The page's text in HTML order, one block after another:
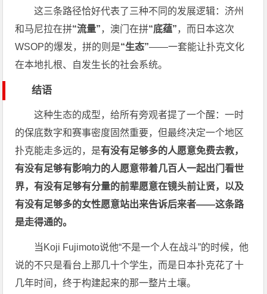
这三条路径恰好代表了三种不同的发展逻辑：济州
和马尼拉在拼“流量”，澳门在拼“底蕴”，而日本这次
WSOP的爆发，拼的则是“生态”——一套能让扑克文化
在本地扎根、自发生长的社会系统。
结语
这种生态的成型，给所有旁观者提了一个醒：一时
的保底数字和赛事密度固然重要，但最终决定一个地区
扑克能走多远的，是有没有足够多的人愿意免费去教，
有没有足够有影响力的人愿意带着几百人一起出门看世
界，有没有足够有分量的前辈愿意在镜头前让贤，以及
有没有足够多的女性愿意站出来告诉后来者——这条路
是走得通的。
当Koji Fujimoto说他“不是一个人在战斗”的时候，他
说的不只是看台上那几十个学生，而是日本扑克花了十
几年时间，终于构建起来的那一整片土壤。